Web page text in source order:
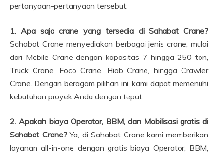
pertanyaan-pertanyaan tersebut:
1. Apa saja crane yang tersedia di Sahabat Crane?
Sahabat Crane menyediakan berbagai jenis crane, mulai
dari Mobile Crane dengan kapasitas 7 hingga 250 ton,
Truck Crane, Foco Crane, Hiab Crane, hingga Crawler
Crane. Dengan beragam pilihan ini, kami dapat memenuhi
kebutuhan proyek Anda dengan tepat.
2. Apakah biaya Operator, BBM, dan Mobilisasi gratis di
Sahabat Crane?Ya, di Sahabat Crane kami memberikan
layanan all-in-one dengan gratis biaya Operator, BBM,